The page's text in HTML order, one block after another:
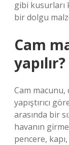
gibi kusurları
bir dolgu
Cam
yapılır?
Cam macunu,
yapıştırıcı
arasında bir
havanın
pencere,